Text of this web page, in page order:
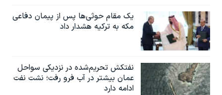
یک مقام حوثی‌ها پس از پیمان دفاعی
مکه به ترکیه هشدار داد
نفتکش تحریم‌شده در نزدیکی سواحل
عمان بیشتر در آب فرو رفت؛ نشت نفت
ادامه دارد